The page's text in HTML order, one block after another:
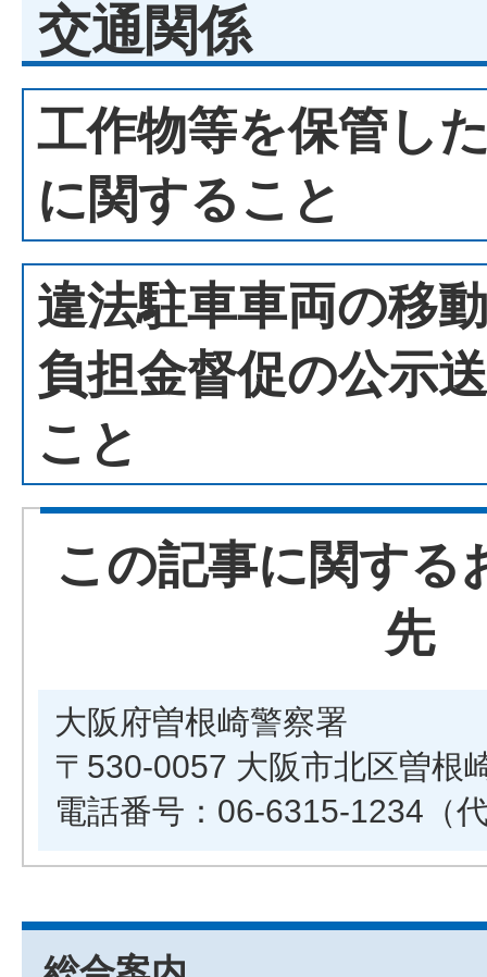
交通関係
工作物等を保管し
に関すること
違法駐車車両の移
負担金督促の公示
こと
この記事に関する
先
大阪府曽根崎警察署
〒530-0057 大阪市北区曽根
電話番号：06-6315-1234（